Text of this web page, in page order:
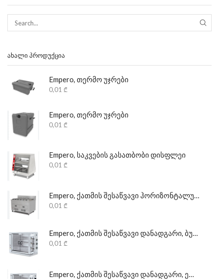
ᲐᲮᲐᲚᲘ ᲞᲠᲝᲓᲣᲥᲪᲘᲐ
Empero, თერმო უჯრები
0,01 ₾
Empero, თერმო უჯრები
0,01 ₾
Empero, საკვების გასათბობი დისფლეი
0,01 ₾
Empero, ქათმის შესაწვავი ჰორიზონტალური დანადგარი
0,01 ₾
Empero, ქათმის შესაწვავი დანადგარი, ბუნებრივი აირის
0,01 ₾
Empero, ქათმის შესაწვავი დანადგარი, ელექტრონული